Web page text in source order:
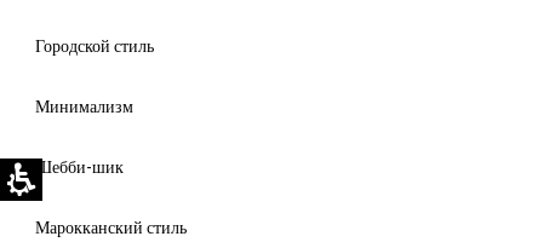
Городской стиль
Минимализм
Шебби-шик
Марокканский стиль